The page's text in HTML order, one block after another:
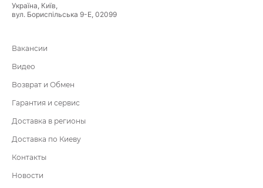
Україна, Київ,
вул. Бориспільська 9-Е, 02099
Вакансии
Видео
Возврат и Обмен
Гарантия и сервис
Доставка в регионы
Доставка по Киеву
Контакты
Новости